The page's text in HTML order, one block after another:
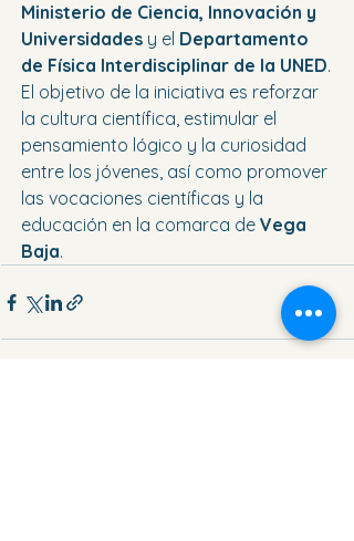
Ministerio de Ciencia, Innovación y
Universidades y el Departamento
de Física Interdisciplinar de la UNED.
El objetivo de la iniciativa es reforzar
la cultura científica, estimular el
pensamiento lógico y la curiosidad
entre los jóvenes, así como promover
las vocaciones científicas y la
educación en la comarca de Vega
Baja.